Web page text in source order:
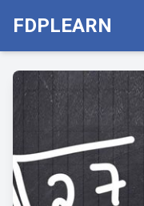
FDPLEARN